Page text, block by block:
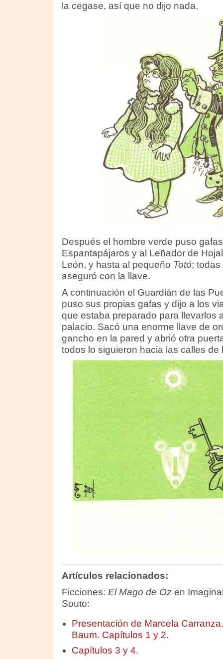
la cegase, así que no dijo nada.
Después el hombre verde puso
Espantapájaros y al Leñador de
León, y hasta al pequeño Totó; todas
aseguró con la llave.
A continuación el Guardián de las
puso sus propias gafas y dijo a los
que estaba preparado para llevarlos
palacio. Sacó una enorme llave de
gancho en la pared y abrió otra
todos lo siguieron hacia las calles de
Artículos relacionados:
Ficciones: El Mago de Ozen
Souto:
Presentación de Marcela
Baum. Capítulos 1 y 2.
Capítulos 3 y 4.